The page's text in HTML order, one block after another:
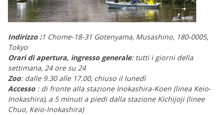
Indirizzo :1 Chome-18-31 Gotenyama, Musashino, 180-0005,
Tokyo
Orari di apertura, ingresso generale: tutti i giorni della
settimana, 24 ore su 24
Zoo: dalle 9.30 alle 17.00, chiuso il lunedì
Accesso : di fronte alla stazione Inokashira-Koen (linea Keio-
Inokashira), a 5 minuti a piedi dalla stazione Kichijoji (linee
Chuo, Keio-Inokashira)